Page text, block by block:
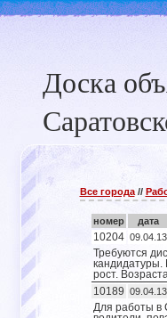
Доска
Все города//
номер дата
10204 09.04.13
Требуются
кандидатуры.
рост.
10189 09.04.13
Для работы в